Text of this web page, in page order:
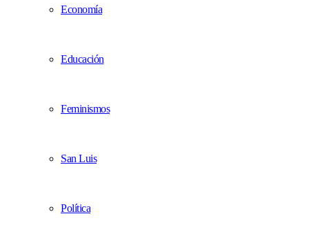
Economía
Educación
Feminismos
San Luis
Política